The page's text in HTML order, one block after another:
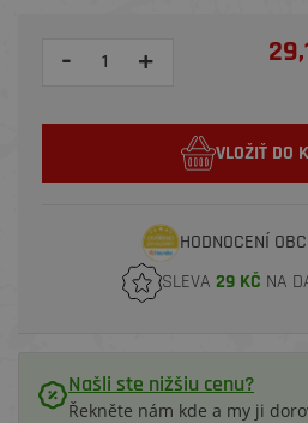
- +
VLOŽIŤ DO
HODNOCENÍ
SLEVA 29 KČ NA
Našli ste nižšiu cenu?
Řekněte nám kde a my ji